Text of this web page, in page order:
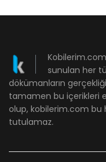
sunulan her
dökümanların
tamamen bu içerikleri
olup, kobilerim.com bu
tutulamaz.